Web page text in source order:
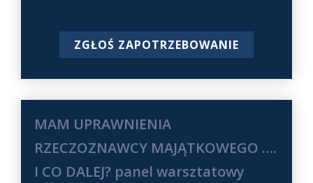
ZGŁOŚ ZAPOTRZEBOWANIE
MAM UPRAWNIENIA
RZECZOZNAWCY MAJĄTKOWEGO ….
I CO DALEJ? panel warsztatowy